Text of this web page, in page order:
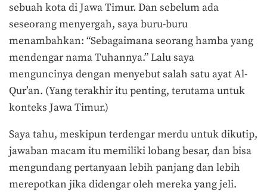
sebuah kota di Jawa Timur. Dan sebelum ada
seseorang menyergah, saya buru-buru
menambahkan: “Sebagaimana seorang hamba yang
mendengar nama Tuhannya.” Lalu saya
menguncinya dengan menyebut salah satu ayat Al-
Qur’an. (Yang terakhir itu penting, terutama untuk
konteks Jawa Timur.)
Saya tahu, meskipun terdengar merdu untuk dikutip,
jawaban macam itu memiliki lobang besar, dan bisa
mengundang pertanyaan lebih panjang dan lebih
merepotkan jika didengar oleh mereka yang jeli.